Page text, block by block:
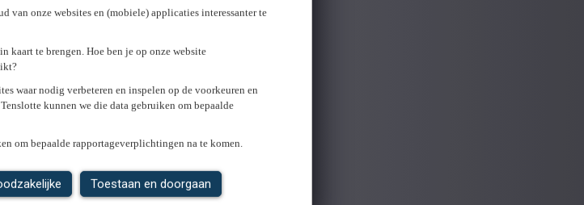
van onze websites en (mobiele) applicaties interessanter te
kaart te brengen. Hoe ben je op onze website
waar nodig verbeteren en inspelen op de voorkeuren en
kunnen we die data gebruiken om bepaalde
om bepaalde rapportageverplichtingen na te komen.
Toestaan en doorgaan